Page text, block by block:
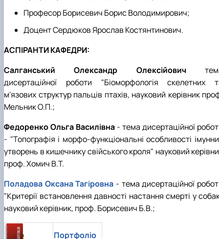
Професор Борисевич Борис Володимирович;
Доцент Сердюков Ярослав Костянтинович.
АСПІРАНТИ КАФЕДРИ:
Салганський Олександр Олексійович
дисертаційної роботи "Біоморфологія скелетних
м'язових структур пальців птахів, науковий керівник
Мельник О.П.;
Федоренко Ольга Василівна - тема дисертаційної
- "Топографія і морфо-функціональні особливості
утворень в кишечнику свійського кроля" науковий
проф. Хомич В.Т.
Поладова Оксана Тагіровна - тема дисертаційної
"Критерії встановлення давності настання смерті у
науковий керівник, проф. Борисевич Б.В.;
Портфоліо